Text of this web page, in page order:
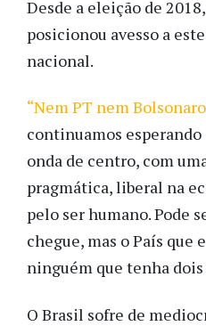
Desde a eleição de
posicionou avesso a
nacional.
“Nem PT nem
continuamos
onda de centro, com
pragmática, liberal na
pelo ser humano. Pode
chegue, mas o País que
ninguém que tenha
O Brasil sofre de